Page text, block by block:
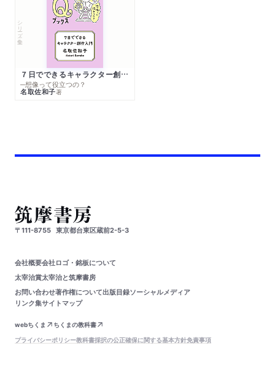
シリーズ・全集
７日でできるキャラクター創作入門
─想像って役立つの？
名取佐和子著
〒111-8755 東京都台東区蔵前2-5-3
会社概要会社ロゴ・銘板について
太宰治賞太宰治と筑摩書房
お問い合わせ著作権について出版目録ソーシャルメディア
リンク集サイトマップ
webちくま
ちくまの教科書
プライバシーポリシー教科書採択の公正確保に関する基本方針免責事項